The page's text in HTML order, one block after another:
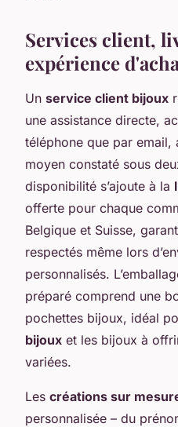
Services client,
expérience
Un service client bijoux
une assistance directe,
téléphone que par email,
moyen constaté sous
disponibilité s’ajoute à la
offerte pour chaque
Belgique et Suisse,
respectés même lors
personnalisés.
préparé comprend une
pochettes bijoux, idéal
bijoux et les bijoux à
variées.
Les créations sur
personnalisée – du